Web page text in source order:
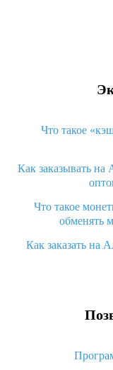
Что такое
Как заказывать на
Что такое
обменять
Как заказать на
Что значит
Что делать, если
Как узнать,